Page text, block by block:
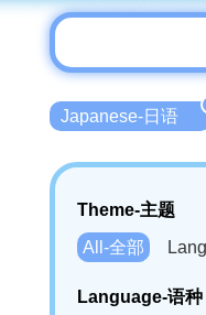
Japanese-日语
Theme-主题
All-全部
Language-语种